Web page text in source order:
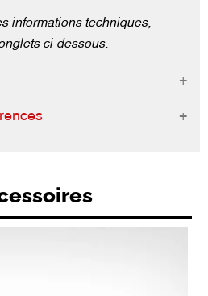
informations techniques,
ci-dessous.